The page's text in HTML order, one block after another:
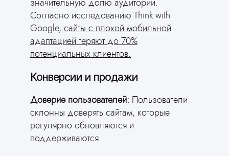
Согласно исследованию Think with
Google, сайты с плохой мобильной
адаптацией теряют до 70%
потенциальных клиентов.
Конверсии и продажи
Доверие пользователей: Пользователи
склонны доверять сайтам, которые
регулярно обновляются и
поддерживаются.